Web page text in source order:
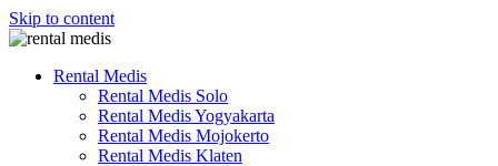
Skip to content
Rental Medis
Rental Medis Solo
Rental Medis Yogyakarta
Rental Medis Mojokerto
Rental Medis Klaten